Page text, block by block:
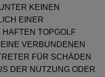
KEINEN
EINER
TOPGOLF
VERBUNDENEN
FÜR SCHÄDEN
DER NUTZUNG ODER